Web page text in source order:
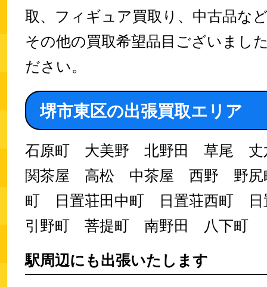
取、フィギュア買取り、中古品な
その他の買取希望品目ございまし
ださい。
堺市東区の出張買取エリア
石原町 大美野 北野田 草尾
関茶屋 高松 中茶屋 西野 野尻
町 日置荘田中町 日置荘西町
引野町 菩提町 南野田 八下町
駅周辺にも出張いたします